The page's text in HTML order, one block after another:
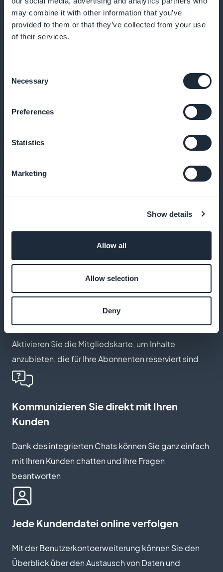
may combine it with other information that you’ve
provided to them or that they’ve collected from your use
of their services.
Selection
Necessary
Preferences
Statistics
Marketing
Show details
Allow all
Allow selection
Deny
Und vieles mehr
Analysieren Sie, wie Ihre Anwendung
Nutzerverhalten und die angesehenen Inhalte
Gezielte Benachrichtigungen senden
Informieren Sie Ihre Kunden, wenn ein Artikel
Aktivieren Sie die Mitgliedskarte, um Inhalte
anzubieten, die für Ihre Abonnenten reserviert sind
Kommunizieren Sie direkt mit Ihren
Kunden
Dank des integrierten Chats können Sie ganz einfach
mit Ihren Kunden chatten und ihre Fragen
beantworten
Jede Kundendatei online verfolgen
Mit der Benutzerkontoerweiterung können Sie den
Überblick über den Austausch von Daten und